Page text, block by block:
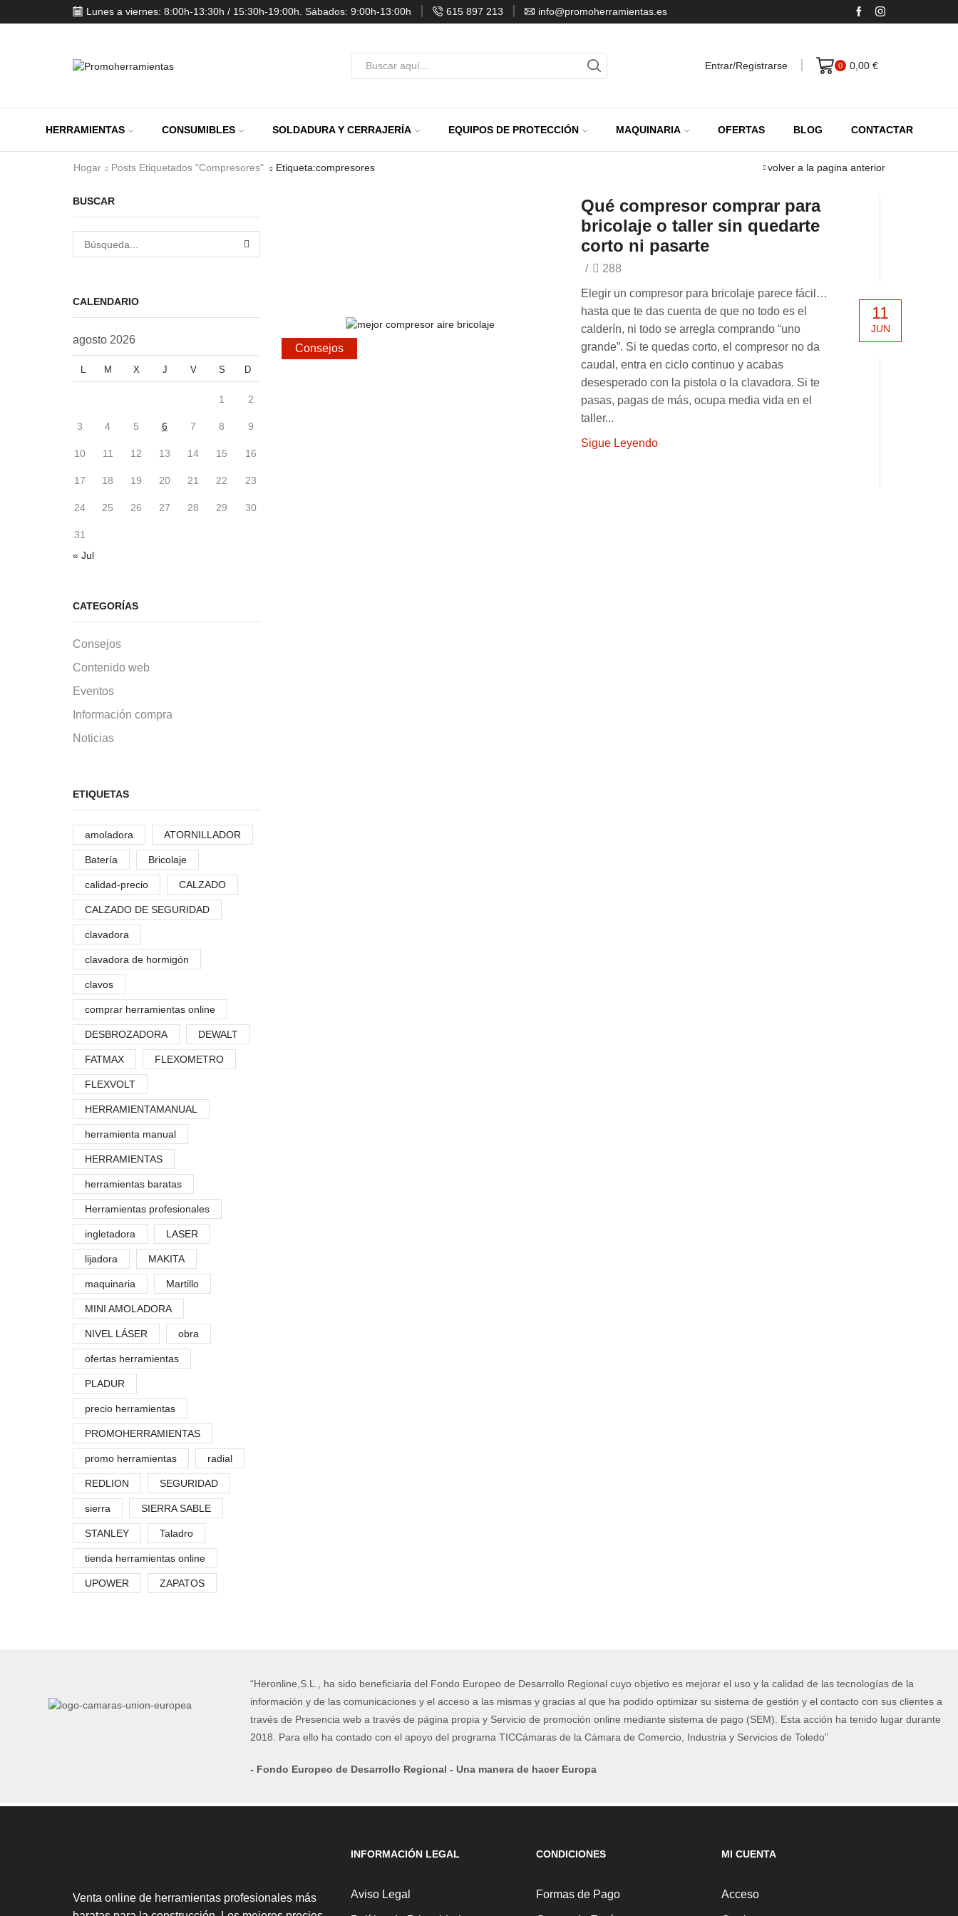
Lunes a viernes: 8:00h-13:30h / 15:30h-19:00h. Sábados: 9:00h-13:00h 615 897 213 info@promoherramientas.es
Entrar/Registrarse 0 0,00€
HERRAMIENTAS CONSUMIBLES SOLDADURA Y CERRAJERÍA EQUIPOS DE PROTECCIÓN MAQUINARIA OFERTAS BLOG CONTACTAR
volver a la pagina anterior
Hogar Posts Etiquetados "compresores" Etiqueta:compresores
Consejos
Qué compresor comprar para
bricolaje o taller sin quedarte
corto ni pasarte
/ 288
Elegir un compresor para bricolaje parece fácil…
hasta que te das cuenta de que no todo es el
calderín, ni todo se arregla comprando “uno
grande”. Si te quedas corto, el compresor no da
caudal, entra en ciclo continuo y acabas
desesperado con la pistola o la clavadora. Si te
pasas, pagas de más, ocupa media vida en el
taller...
Sigue Leyendo
11
JUN
BUSCAR
CALENDARIO
agosto 2026
L M X J V S D
1 2
3 4 5 6 7 8 9
10 11 12 13 14 15 16
17 18 19 20 21 22 23
24 25 26 27 28 29 30
31
« Jul
CATEGORÍAS
Consejos
Contenido web
Eventos
Información compra
Noticias
ETIQUETAS
amoladora ATORNILLADOR
Batería Bricolaje
calidad-precio CALZADO
CALZADO DE SEGURIDAD
clavadora
clavadora de hormigón
clavos
comprar herramientas online
DESBROZADORA DEWALT
FATMAX FLEXOMETRO
FLEXVOLT
HERRAMIENTAMANUAL
herramienta manual
HERRAMIENTAS
herramientas baratas
Herramientas profesionales
ingletadora LASER
lijadora MAKITA
maquinaria Martillo
MINI AMOLADORA
NIVEL LÁSER obra
ofertas herramientas
PLADUR
precio herramientas
PROMOHERRAMIENTAS
promo herramientas radial
REDLION SEGURIDAD
sierra SIERRA SABLE
STANLEY Taladro
tienda herramientas online
UPOWER ZAPATOS
“Heronline,S.L., ha sido beneficiaria del Fondo Europeo de Desarrollo Regional cuyo objetivo es mejorar el uso y la calidad de las tecnologías de la
información y de las comunicaciones y el acceso a las mismas y gracias al que ha podido optimizar su sistema de gestión y el contacto con sus clientes a
través de Presencia web a través de página propia y Servicio de promoción online mediante sistema de pago (SEM). Esta acción ha tenido lugar durante
2018. Para ello ha contado con el apoyo del programa TICCámaras de la Cámara de Comercio, Industria y Servicios de Toledo”
- Fondo Europeo de Desarrollo Regional - Una manera de hacer Europa
Venta online de herramientas profesionales más
INFORMACIÓN LEGAL
Aviso Legal
CONDICIONES
Formas de Pago
MI CUENTA
Acceso